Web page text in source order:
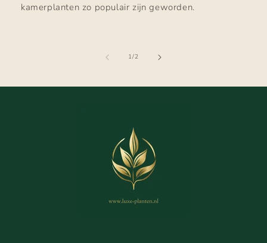
kamerplanten zo populair zijn geworden.
1/van
2